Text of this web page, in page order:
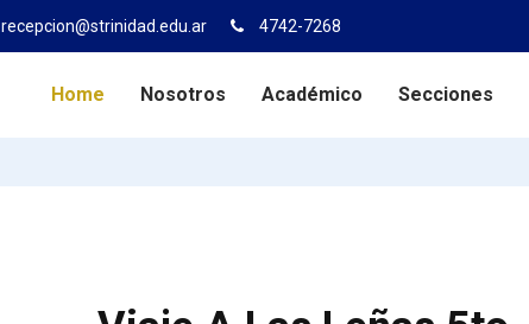
recepcion@strinidad.edu.ar 4742-7268
Home Nosotros Académico Secciones